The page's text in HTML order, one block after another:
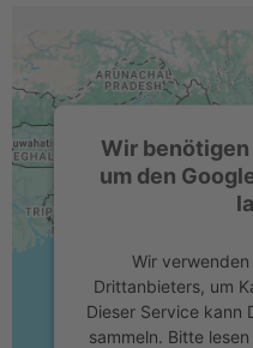
Wir
um den
Wir
Drittanbieters, um
Dieser Service kann
sammeln. Bitte